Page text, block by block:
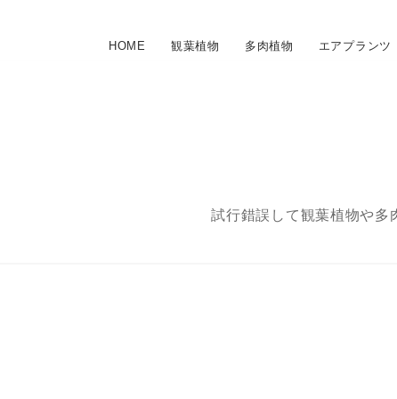
HOME 観葉植物 多肉植物 エアプランツ
試行錯誤して観葉植物や多